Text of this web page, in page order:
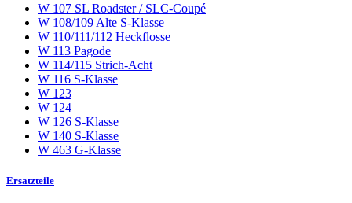
W 107 SL Roadster / SLC-Coupé
W 108/109 Alte S-Klasse
W 110/111/112 Heckflosse
W 113 Pagode
W 114/115 Strich-Acht
W 116 S-Klasse
W 123
W 124
W 126 S-Klasse
W 140 S-Klasse
W 463 G-Klasse
Ersatzteile